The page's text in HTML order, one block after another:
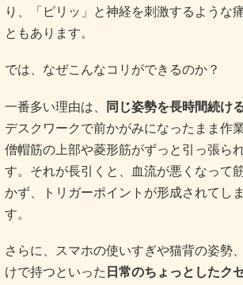
り、「ピリッ」と神経を刺激するような
ともあります。
では、なぜこんなコリができるのか？
一番多い理由は、 同じ姿勢を長時間続け
デスクワークで前かがみになったまま作
僧帽筋の上部や菱形筋がずっと引っ張ら
す。それが長引くと、血流が悪くなって
かず、トリガーポイントが形成されてし
す。
さらに、スマホの使いすぎや猫背の姿勢
けで持つといった 日常のちょっとしたク